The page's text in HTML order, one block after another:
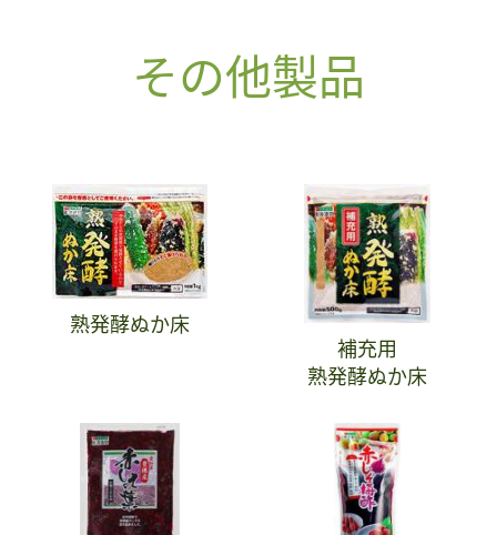
その他製品
熟発酵ぬか床
補充用
熟発酵ぬか床